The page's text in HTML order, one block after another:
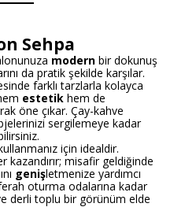
Sehpa
modern bir dokunuş
da pratik şekilde karşılar.
farklı tarzlarla kolayca
estetik hem de
öne çıkar. Çay-kahve
sergilemeye kadar
için idealdir.
kazandırır; misafir geldiğinde
genişletmenize yardımcı
oturma odalarına kadar
derli toplu bir görünüm elde